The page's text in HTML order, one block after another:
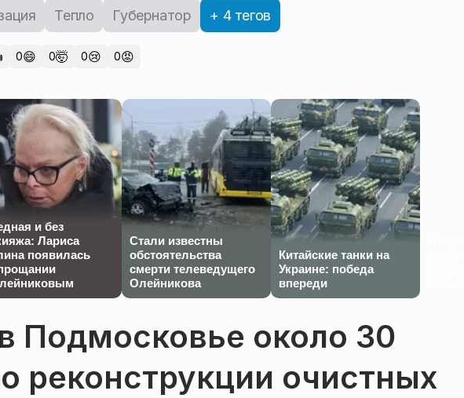
Тепло Губернатор + 4 тегов
0😄 0🤯 0😢 0😡
и без
Лариса
появилась
Стали известны
обстоятельства
смерти телеведущего
Олейникова
Китайские танки на
Украине: победа
впереди
Подмосковье около 30
реконструкции очистных